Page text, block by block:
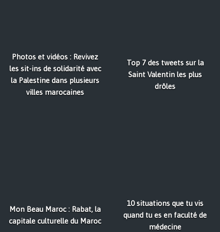
Photos et vidéos : Revivez
les sit-ins de solidarité avec
la Palestine dans plusieurs
villes marocaines
Top 7 des tweets sur la
Saint Valentin les plus
drôles
Mon Beau Maroc : Rabat, la
capitale culturelle du Maroc
10 situations que tu vis
quand tu es en faculté de
médecine